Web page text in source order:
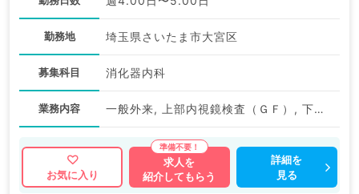
勤務地 埼玉県さいたま市大宮区
募集科目 消化器内科
業務内容 一般外来, 上部内視鏡検査（ＧＦ）, 下部内視鏡検査（ＣＦ）, 一般健診・人間ドック
お気に入り
求人を
紹介してもらう
詳細を
見る